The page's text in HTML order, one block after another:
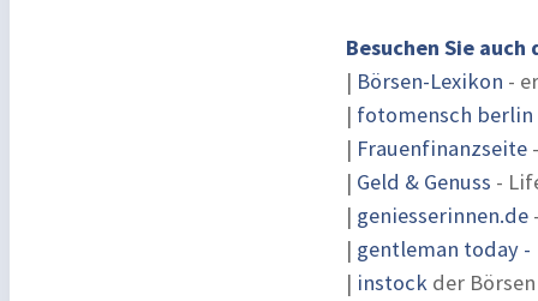
Besuchen Sie
| Börsen-Lexikon -
| fotomensch berlin
| Frauenfinanzseite
| Geld & Genuss -
| geniesserinnen.de
| gentleman today -
| instock der